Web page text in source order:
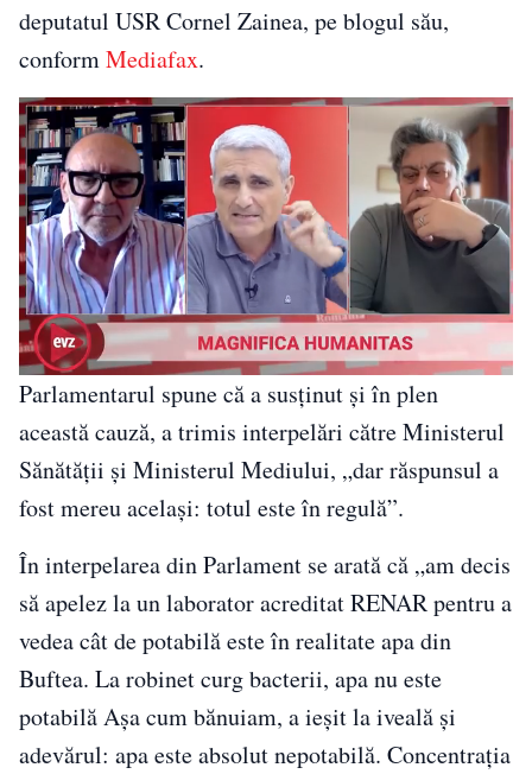
deputatul USR Cornel Zainea, pe blogul său,
conformMediafax.
Parlamentarul spune că a susținut și în plen
această cauză, a trimis interpelări către Ministerul
Sănătății și Ministerul Mediului, „dar răspunsul a
fost mereu același: totul este în regulă”.
În interpelarea din Parlament se arată că „am decis
să apelez la un laborator acreditat RENAR pentru a
vedea cât de potabilă este în realitate apa din
Buftea. La robinet curg bacterii, apa nu este
potabilă Așa cum bănuiam, a ieșit la iveală și
adevărul: apa este absolut nepotabilă. Concentrația